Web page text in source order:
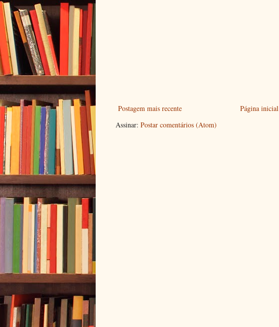
Postagem mais recente
Página inicial
Assinar: Postar comentários (Atom)